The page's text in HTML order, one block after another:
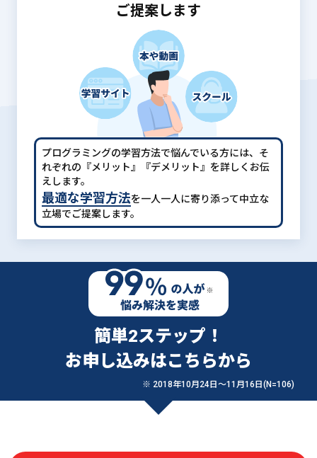
ご提案します
プログラミングの学習方法で悩んでいる方には、 そ
れぞれの『メリット』『デメリット』を詳しくお伝
えします。
最適な学習方法を一人一人に寄り添って中立な
立場でご提案します。
簡単2ステップ！
お申し込みはこちらから
※ 2018年10月24日〜11月16日(N=106)